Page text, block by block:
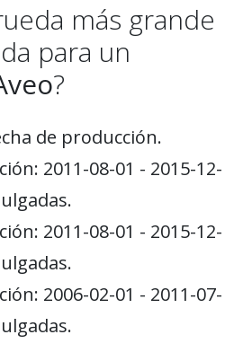
más grande
para un
?
de producción.
2011-08-01 - 2015-12-
2011-08-01 - 2015-12-
2006-02-01 - 2011-07-